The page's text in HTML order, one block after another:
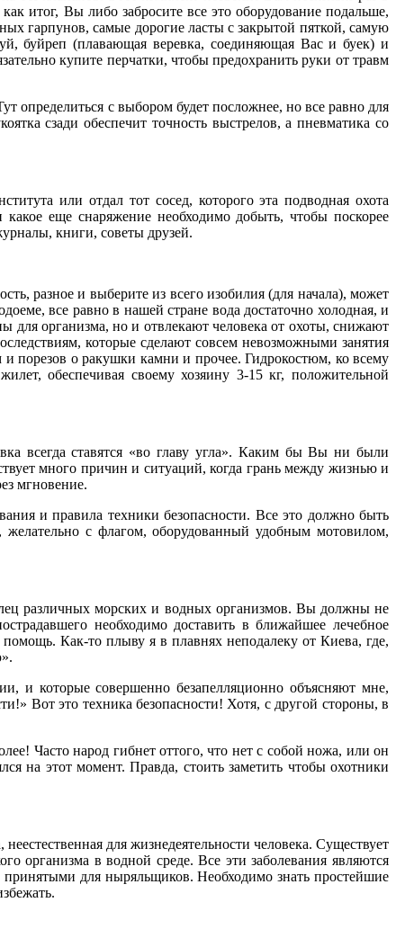
итог, Вы либо забросите все это оборудование подальше,
гарпунов, самые дорогие ласты с закрытой пяткой, самую
буйреп (плавающая веревка, соединяющая Вас и буек) и
купите перчатки, чтобы предохранить руки от травм
определиться с выбором будет посложнее, но все равно для
сзади обеспечит точность выстрелов, а пневматика со
или отдал тот сосед, которого эта подводная охота
еще снаряжение необходимо добыть, чтобы поскорее
книги, советы друзей.
разное и выберите из всего изобилия (для начала), может
все равно в нашей стране вода достаточно холодная, и
для организма, но и отвлекают человека от охоты, снижают
которые сделают совсем невозможными занятия
и порезов о ракушки камни и прочее. Гидрокостюм, ко всему
обеспечивая своему хозяину 3-15 кг, положительной
всегда ставятся «во главу угла». Каким бы Вы ни были
много причин и ситуаций, когда грань между жизнью и
мгновение.
и правила техники безопасности. Все это должно быть
с флагом, оборудованный удобным мотовилом,
различных морских и водных организмов. Вы должны не
необходимо доставить в ближайшее лечебное
Как-то плыву я в плавнях неподалеку от Киева, где,
и которые совершенно безапелляционно объясняют мне,
Вот это техника безопасности! Хотя, с другой стороны, в
Часто народ гибнет оттого, что нет с собой ножа, или он
на этот момент. Правда, стоить заметить чтобы охотники
для жизнедеятельности человека. Существует
организма в водной среде. Все эти заболевания являются
для ныряльщиков. Необходимо знать простейшие